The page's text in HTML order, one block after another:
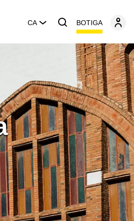
CA BOTIGA